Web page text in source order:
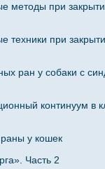
методы при
техники при
ран у собаки с
континуум в
у кошек
Часть 2